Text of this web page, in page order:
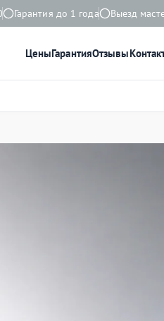
Гарантия до 1 года Выезд
ЦеныГарантияОтзывы